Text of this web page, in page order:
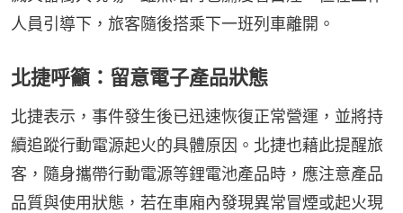
人員引導下，旅客隨後搭乘下一班列車離開。
​北捷呼籲：留意電子產品狀態
北捷表示，事件發生後已迅速恢復正常營運，並將持
續追蹤行動電源起火的具體原因。北捷也藉此提醒旅
客，隨身攜帶行動電源等鋰電池產品時，應注意產品
品質與使用狀態，若在車廂內發現異常冒煙或起火現